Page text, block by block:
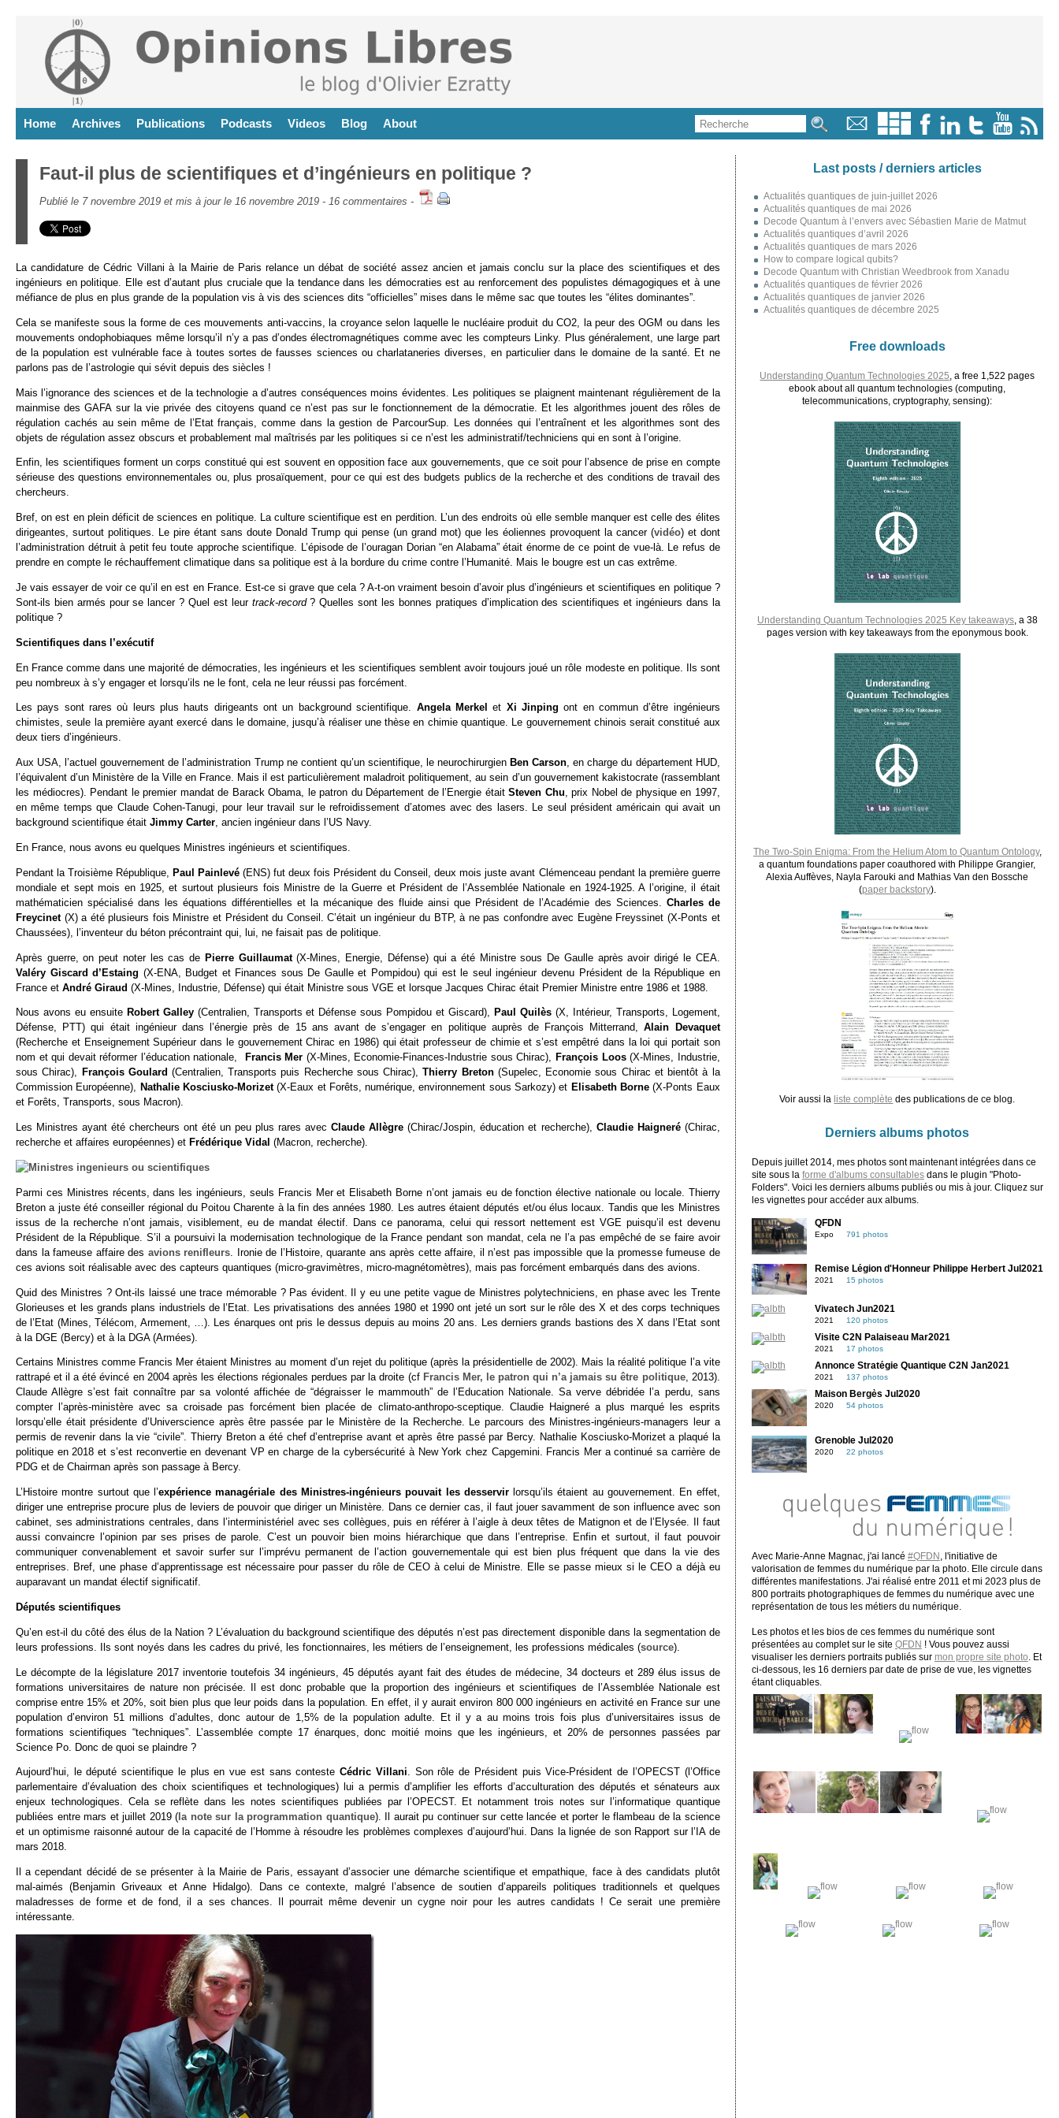
Home Archives Publications Podcasts Videos Blog About
Faut-il plus de scientifiques et d’ingénieurs en politique ?
Publié le 7 novembre 2019 et mis à jour le 16 novembre 2019 - 16 commentaires -
La candidature de Cédric Villani à la Mairie de Paris relance un débat de société assez ancien et jamais conclu sur la place des scientifiques et des
ingénieurs en politique. Elle est d’autant plus cruciale que la tendance dans les démocraties est au renforcement des populistes démagogiques et à une
méfiance de plus en plus grande de la population vis à vis des sciences dits “officielles” mises dans le même sac que toutes les “élites dominantes”.
Cela se manifeste sous la forme de ces mouvements anti-vaccins, la croyance selon laquelle le nucléaire produit du CO2, la peur des OGM ou dans les
mouvements ondophobiaques même lorsqu’il n’y a pas d’ondes électromagnétiques comme avec les compteurs Linky. Plus généralement, une large part
de la population est vulnérable face à toutes sortes de fausses sciences ou charlataneries diverses, en particulier dans le domaine de la santé. Et ne
parlons pas de l’astrologie qui sévit depuis des siècles !
Mais l’ignorance des sciences et de la technologie a d’autres conséquences moins évidentes. Les politiques se plaignent maintenant régulièrement de la
mainmise des GAFA sur la vie privée des citoyens quand ce n’est pas sur le fonctionnement de la démocratie. Et les algorithmes jouent des rôles de
régulation cachés au sein même de l’Etat français, comme dans la gestion de ParcourSup. Les données qui l’entraînent et les algorithmes sont des
objets de régulation assez obscurs et probablement mal maîtrisés par les politiques si ce n’est les administratif/techniciens qui en sont à l’origine.
Enfin, les scientifiques forment un corps constitué qui est souvent en opposition face aux gouvernements, que ce soit pour l’absence de prise en compte
sérieuse des questions environnementales ou, plus prosaïquement, pour ce qui est des budgets publics de la recherche et des conditions de travail des
chercheurs.
Bref, on est en plein déficit de sciences en politique. La culture scientifique est en perdition. L’un des endroits où elle semble manquer est celle des élites
dirigeantes, surtout politiques. Le pire étant sans doute Donald Trump qui pense (un grand mot) que les éoliennes provoquent la cancer (vidéo) et dont
l’administration détruit à petit feu toute approche scientifique. L’épisode de l’ouragan Dorian “en Alabama” était énorme de ce point de vue-là. Le refus de
prendre en compte le réchauffement climatique dans sa politique est à la bordure du crime contre l’Humanité. Mais le bougre est un cas extrême.
Je vais essayer de voir ce qu’il en est en France. Est-ce si grave que cela ? A-t-on vraiment besoin d’avoir plus d’ingénieurs et scientifiques en politique ?
Sont-ils bien armés pour se lancer ? Quel est leur track-record? Quelles sont les bonnes pratiques d’implication des scientifiques et ingénieurs dans la
politique ?
Scientifiques dans l’exécutif
En France comme dans une majorité de démocraties, les ingénieurs et les scientifiques semblent avoir toujours joué un rôle modeste en politique. Ils sont
peu nombreux à s’y engager et lorsqu’ils ne le font, cela ne leur réussi pas forcément.
Les pays sont rares où leurs plus hauts dirigeants ont un background scientifique. Angela Merkelet Xi Jinpingont en commun d’être ingénieurs
chimistes, seule la première ayant exercé dans le domaine, jusqu’à réaliser une thèse en chimie quantique. Le gouvernement chinois serait constitué aux
deux tiers d’ingénieurs.
Aux USA, l’actuel gouvernement de l’administration Trump ne contient qu’un scientifique, le neurochirurgien Ben Carson, en charge du département HUD,
l’équivalent d’un Ministère de la Ville en France. Mais il est particulièrement maladroit politiquement, au sein d’un gouvernement kakistocrate (rassemblant
les médiocres). Pendant le premier mandat de Barack Obama, le patron du Département de l’Energie étaitSteven Chu, prix Nobel de physique en 1997,
en même temps que Claude Cohen-Tanugi, pour leur travail sur le refroidissement d’atomes avec des lasers. Le seul président américain qui avait un
background scientifique était Jimmy Carter, ancien ingénieur dans l’US Navy.
En France, nous avons eu quelques Ministres ingénieurs et scientifiques.
Pendant la Troisième République, Paul Painlevé (ENS) fut deux fois Président du Conseil, deux mois juste avant Clémenceau pendant la première guerre
mondiale et sept mois en 1925, et surtout plusieurs fois Ministre de la Guerre et Président de l’Assemblée Nationale en 1924-1925. A l’origine, il était
mathématicien spécialisé dans les équations différentielles et la mécanique des fluide ainsi que Président de l’Académie des Sciences. Charles de
Freycinet (X) a été plusieurs fois Ministre et Président du Conseil. C’était un ingénieur du BTP, à ne pas confondre avec Eugène Freyssinet (X-Ponts et
Chaussées), l’inventeur du béton précontraint qui, lui, ne faisait pas de politique.
Après guerre, on peut noter les cas de Pierre Guillaumat(X-Mines, Energie, Défense) qui a été Ministre sous De Gaulle après avoir dirigé le CEA.
Valéry Giscard d’Estaing (X-ENA, Budget et Finances sous De Gaulle et Pompidou) qui est le seul ingénieur devenu Président de la République en
France et André Giraud (X-Mines, Industrie, Défense) qui était Ministre sous VGE et lorsque Jacques Chirac était Premier Ministre entre 1986 et 1988.
Nous avons eu ensuite Robert Galley (Centralien, Transports et Défense sous Pompidou et Giscard), Paul Quilès (X, Intérieur, Transports, Logement,
Défense, PTT) qui était ingénieur dans l’énergie près de 15 ans avant de s’engager en politique auprès de François Mitterrand,Alain Devaquet
(Recherche et Enseignement Supérieur dans le gouvernement Chirac en 1986) qui était professeur de chimie et s’est empêtré dans la loi qui portait son
nom et qui devait réformer l’éducation nationale,
Francis Mer (X-Mines, Economie-Finances-Industrie sous Chirac), François Loos(X-Mines, Industrie,
sous Chirac), François Goulard (Centralien, Transports puis Recherche sous Chirac),Thierry Breton (Supelec, Economie sous Chirac et bientôt à la
Commission Européenne), Nathalie Kosciusko-Morizet(X-Eaux et Forêts, numérique, environnement sous Sarkozy) et Elisabeth Borne (X-Ponts Eaux
et Forêts, Transports, sous Macron).
Les Ministres ayant été chercheurs ont été un peu plus rares avecClaude Allègre(Chirac/Jospin, éducation et recherche), Claudie Haigneré (Chirac,
recherche et affaires européennes) et Frédérique Vidal (Macron, recherche).
Parmi ces Ministres récents, dans les ingénieurs, seuls Francis Mer et Elisabeth Borne n’ont jamais eu de fonction élective nationale ou locale. Thierry
Breton a juste été conseiller régional du Poitou Charente à la fin des années 1980. Les autres étaient députés et/ou élus locaux. Tandis que les Ministres
issus de la recherche n’ont jamais, visiblement, eu de mandat électif. Dans ce panorama, celui qui ressort nettement est VGE puisqu’il est devenu
Président de la République. S’il a poursuivi la modernisation technologique de la France pendant son mandat, cela ne l’a pas empêché de se faire avoir
dans la fameuse affaire des avions renifleurs . Ironie de l’Histoire, quarante ans après cette affaire, il n’est pas impossible que la promesse fumeuse de
ces avions soit réalisable avec des capteurs quantiques (micro-gravimètres, micro-magnétomètres), mais pas forcément embarqués dans des avions.
Quid des Ministres ? Ont-ils laissé une trace mémorable ? Pas évident. Il y eu une petite vague de Ministres polytechniciens, en phase avec les Trente
Glorieuses et les grands plans industriels de l’Etat. Les privatisations des années 1980 et 1990 ont jeté un sort sur le rôle des X et des corps techniques
de l’Etat (Mines, Télécom, Armement, …). Les énarques ont pris le dessus depuis au moins 20 ans. Les derniers grands bastions des X dans l’Etat sont
à la DGE (Bercy) et à la DGA (Armées).
Certains Ministres comme Francis Mer étaient Ministres au moment d’un rejet du politique (après la présidentielle de 2002). Mais la réalité politique l’a vite
rattrapé et il a été évincé en 2004 après les élections régionales perdues par la droite (cf Francis Mer, le patron qui n’a jamais su être politique, 2013).
Claude Allègre s’est fait connaître par sa volonté affichée de “dégraisser le mammouth” de l’Education Nationale. Sa verve débridée l’a perdu, sans
compter l’après-ministère avec sa croisade pas forcément bien placée de climato-anthropo-sceptique. Claudie Haigneré a plus marqué les esprits
lorsqu’elle était présidente d’Universcience après être passée par le Ministère de la Recherche. Le parcours des Ministres-ingénieurs-managers leur a
permis de revenir dans la vie “civile”. Thierry Breton a été chef d’entreprise avant et après être passé par Bercy. Nathalie Kosciusko-Morizet a plaqué la
politique en 2018 et s’est reconvertie en devenant VP en charge de la cybersécurité à New York chez Capgemini. Francis Mer a continué sa carrière de
PDG et de Chairman après son passage à Bercy.
L’Histoire montre surtout que l’expérience managériale des Ministres-ingénieurs pouvait les desservir lorsqu’ils étaient au gouvernement. En effet,
diriger une entreprise procure plus de leviers de pouvoir que diriger un Ministère. Dans ce dernier cas, il faut jouer savamment de son influence avec son
cabinet, ses administrations centrales, dans l’interministériel avec ses collègues, puis en référer à l’aigle à deux têtes de Matignon et de l’Elysée. Il faut
aussi convaincre l’opinion par ses prises de parole. C’est un pouvoir bien moins hiérarchique que dans l’entreprise. Enfin et surtout, il faut pouvoir
communiquer convenablement et savoir surfer sur l’imprévu permanent de l’action gouvernementale qui est bien plus fréquent que dans la vie des
entreprises. Bref, une phase d’apprentissage est nécessaire pour passer du rôle de CEO à celui de Ministre. Elle se passe mieux si le CEO a déjà eu
auparavant un mandat électif significatif.
Députés scientifiques
Qu’en est-il du côté des élus de la Nation ? L’évaluation du background scientifique des députés n’est pas directement disponible dans la segmentation de
leurs professions. Ils sont noyés dans les cadres du privé, les fonctionnaires, les métiers de l’enseignement, les professions médicales (source).
Le décompte de la législature 2017 inventorie toutefois 34 ingénieurs, 45 députés ayant fait des études de médecine, 34 docteurs et 289 élus issus de
formations universitaires de nature non précisée. Il est donc probable que la proportion des ingénieurs et scientifiques de l’Assemblée Nationale est
comprise entre 15% et 20%, soit bien plus que leur poids dans la population. En effet, il y aurait environ 800 000 ingénieurs en activité en France sur une
population d’environ 51 millions d’adultes, donc autour de 1,5% de la population adulte. Et il y a au moins trois fois plus d’universitaires issus de
formations scientifiques “techniques”. L’assemblée compte 17 énarques, donc moitié moins que les ingénieurs, et 20% de personnes passées par
Science Po. Donc de quoi se plaindre ?
Aujourd’hui, le député scientifique le plus en vue est sans contesteCédric Villani. Son rôle de Président puis Vice-Président de l’OPECST (l’Office
parlementaire d’évaluation des choix scientifiques et technologiques) lui a permis d’amplifier les efforts d’acculturation des députés et sénateurs aux
enjeux technologiques. Cela se reflète dans les notes scientifiques publiées par l’OPECST. Et notamment trois notes sur l’informatique quantique
publiées entre mars et juillet 2019 ( la note sur la programmation quantique). Il aurait pu continuer sur cette lancée et porter le flambeau de la science
et un optimisme raisonné autour de la capacité de l’Homme à résoudre les problèmes complexes d’aujourd’hui. Dans la lignée de son Rapport sur l’IA de
mars 2018.
Il a cependant décidé de se présenter à la Mairie de Paris, essayant d’associer une démarche scientifique et empathique, face à des candidats plutôt
mal-aimés (Benjamin Griveaux et Anne Hidalgo). Dans ce contexte, malgré l’absence de soutien d’appareils politiques traditionnels et quelques
maladresses de forme et de fond, il a ses chances. Il pourrait même devenir un cygne noir pour les autres candidats ! Ce serait une première
intéressante.
Last posts / derniers articles
Actualités quantiques de juin-juillet 2026
Actualités quantiques de mai 2026
Decode Quantum à l’envers avec Sébastien Marie de Matmut
Actualités quantiques d’avril 2026
Actualités quantiques de mars 2026
How to compare logical qubits?
Decode Quantum with Christian Weedbrook from Xanadu
Actualités quantiques de février 2026
Actualités quantiques de janvier 2026
Actualités quantiques de décembre 2025
Free downloads
Understanding Quantum Technologies 2025 , a free 1,522 pages
ebook about all quantum technologies (computing,
telecommunications, cryptography, sensing):
Understanding Quantum Technologies 2025 Key takeaways, a 38
pages version with key takeaways from the eponymous book.
The Two-Spin Enigma: From the Helium Atom to Quantum Ontology,
a quantum foundations paper coauthored with Philippe Grangier,
Alexia Auffèves, Nayla Farouki and Mathias Van den Bossche
(paper backstory).
Voir aussi la liste complète des publications de ce blog.
Derniers albums photos
Depuis juillet 2014, mes photos sont maintenant intégrées dans ce
site sous la forme d'albums consultablesdans le plugin "Photo-
Folders". Voici les derniers albums publiés ou mis à jour. Cliquez sur
les vignettes pour accéder aux albums.
QFDN
Expo 791 photos
Remise Légion d'Honneur Philippe Herbert Jul2021
2021 15 photos
Vivatech Jun2021
2021 120 photos
Visite C2N Palaiseau Mar2021
2021 17 photos
Annonce Stratégie Quantique C2N Jan2021
2021 137 photos
Maison Bergès Jul2020
2020 54 photos
Grenoble Jul2020
2020 22 photos
Avec Marie-Anne Magnac, j'ai lancé #QFDN
, l'initiative de
valorisation de femmes du numérique par la photo. Elle circule dans
différentes manifestations. J'ai réalisé entre 2011 et mi 2023 plus de
800 portraits photographiques de femmes du numérique avec une
représentation de tous les métiers du numérique.
Les photos et les bios de ces femmes du numérique sont
présentées au complet sur le site QFDN ! Vous pouvez aussi
visualiser les derniers portraits publiés sur mon propre site photo . Et
ci-dessous, les 16 derniers par date de prise de vue, les vignettes
étant cliquables.